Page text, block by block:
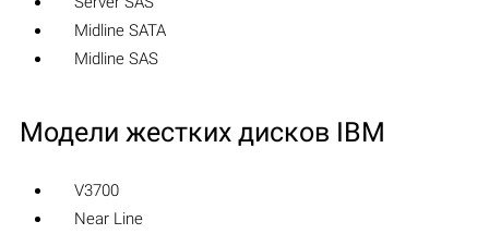
Midline SATA
Midline SAS
Модели жестких дисков IBM
V3700
Near Line